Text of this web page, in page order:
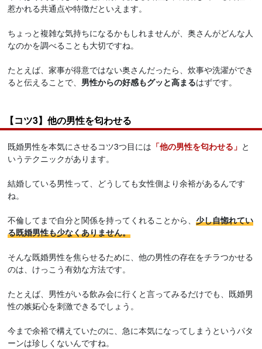
惹かれる共通点や特徴だといえます。
ちょっと複雑な気持ちになるかもしれませんが、奥さんがどんな人
なのかを調べることも大切ですね。
たとえば、家事が得意ではない奥さんだったら、炊事や洗濯ができ
ると伝えることで、 男性からの好感もグッと高まるはずです。
【コツ3】他の男性を匂わせる
既婚男性を本気にさせるコツ3つ目には 「他の男性を匂わせる」 と
いうテクニックがあります。
結婚している男性って、どうしても女性側より余裕があるんです
ね。
不倫してまで自分と関係を持ってくれることから、少し自惚れてい
る既婚男性も少なくありません。
そんな既婚男性を焦らせるために、他の男性の存在をチラつかせる
のは、けっこう有効な方法です。
たとえば、男性がいる飲み会に行くと言ってみるだけでも、既婚男
性の嫉妬心を刺激できるでしょう。
今まで余裕で構えていたのに、急に本気になってしまうというパタ
ーンは珍しくないんですね。